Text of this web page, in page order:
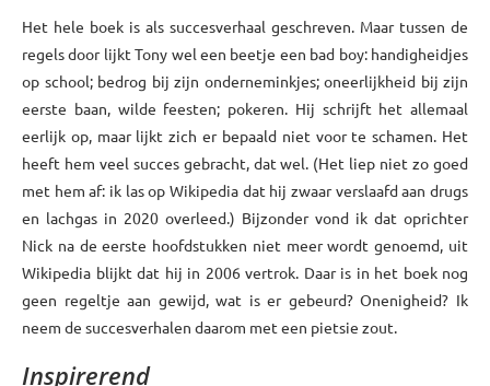
Het hele boek is als succesverhaal geschreven. Maar tussen de
regels door lijkt Tony wel een beetje een bad boy: handigheidjes
op school; bedrog bij zijn onderneminkjes; oneerlijkheid bij zijn
eerste baan, wilde feesten; pokeren. Hij schrijft het allemaal
eerlijk op, maar lijkt zich er bepaald niet voor te schamen. Het
heeft hem veel succes gebracht, dat wel. (Het liep niet zo goed
met hem af: ik las op Wikipedia dat hij zwaar verslaafd aan drugs
en lachgas in 2020 overleed.) Bijzonder vond ik dat oprichter
Nick na de eerste hoofdstukken niet meer wordt genoemd, uit
Wikipedia blijkt dat hij in 2006 vertrok. Daar is in het boek nog
geen regeltje aan gewijd, wat is er gebeurd? Onenigheid? Ik
neem de succesverhalen daarom met een pietsie zout.
Inspirerend